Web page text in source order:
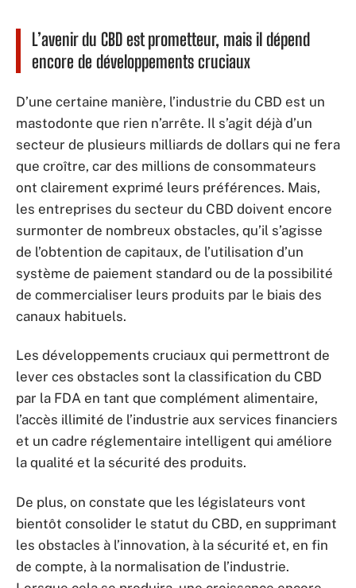
L’avenir du CBD est prometteur, mais il dépend
encore de développements cruciaux
D’une certaine manière, l’industrie du CBD est un
mastodonte que rien n’arrête. Il s’agit déjà d’un
secteur de plusieurs milliards de dollars qui ne fera
que croître, car des millions de consommateurs
ont clairement exprimé leurs préférences. Mais,
les entreprises du secteur du CBD doivent encore
surmonter de nombreux obstacles, qu’il s’agisse
de l’obtention de capitaux, de l’utilisation d’un
système de paiement standard ou de la possibilité
de commercialiser leurs produits par le biais des
canaux habituels.
Les développements cruciaux qui permettront de
lever ces obstacles sont la classification du CBD
par la FDA en tant que complément alimentaire,
l’accès illimité de l’industrie aux services financiers
et un cadre réglementaire intelligent qui améliore
la qualité et la sécurité des produits.
De plus, on constate que les législateurs vont
bientôt consolider le statut du CBD, en supprimant
les obstacles à l’innovation, à la sécurité et, en fin
de compte, à la normalisation de l’industrie.